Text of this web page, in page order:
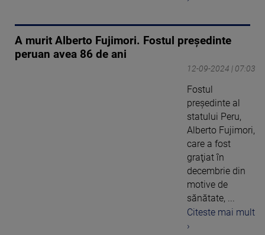
A murit Alberto Fujimori. Fostul preşedinte
peruan avea 86 de ani
12-09-2024 | 07:03
Fostul
preşedinte al
statului Peru,
Alberto Fujimori,
care a fost
graţiat în
decembrie din
motive de
sănătate, ...
Citeste mai mult
›